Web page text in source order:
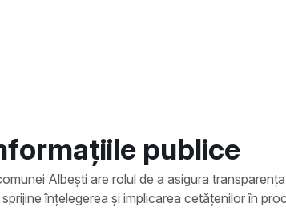
publice
Albești are rolul de a asigura
înțelegerea și implicarea cetățenilor în